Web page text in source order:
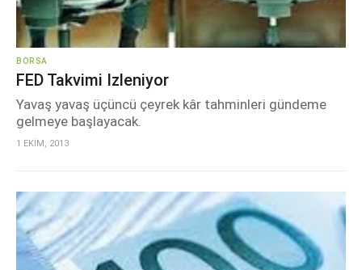
BORSA
FED Takvimi Izleniyor
Yavaş yavaş üçüncü çeyrek kâr tahminleri gündeme
gelmeye başlayacak.
1 EKİM, 2013